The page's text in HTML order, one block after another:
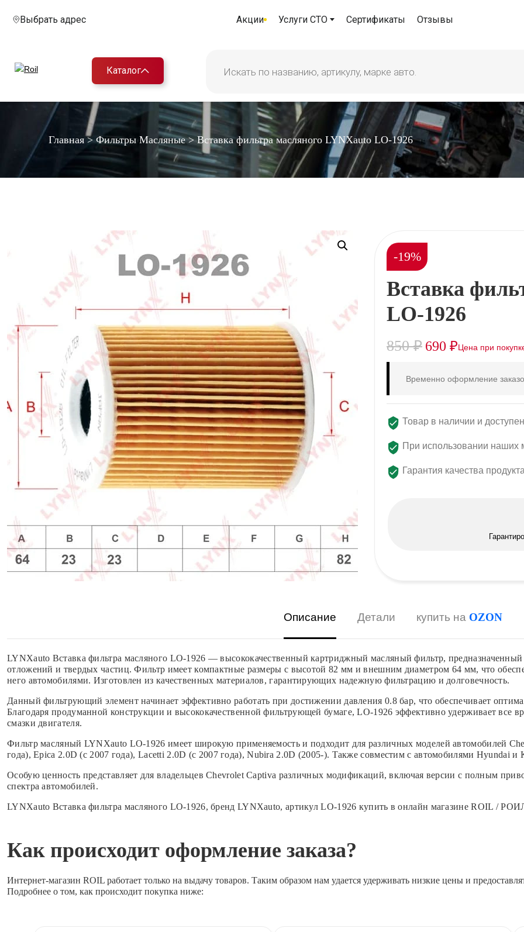
Выбрать адрес Акции Услуги СТО Сертификаты Отзывы
Каталог
Главная> Фильтры Масляные>Вставка фильтра масляного LYNXauto LO-1926
-19%
Вставка
LO-1926
850₽ 690 ₽
Временно оформление
Товар в наличии и
При использовании наших
Гарантия качества продукта
Описание Детали купить на OZON
LYNXauto Вставка фильтра масляного LO-1926 — высококачественный картриджный масляный фильтр, предназначенный
отложений и твердых частиц. Фильтр имеет компактные размеры с высотой 82 мм и внешним диаметром 64 мм, что
него автомобилями. Изготовлен из качественных материалов, гарантирующих надежную фильтрацию и долговечность.
Данный фильтрующий элемент начинает эффективно работать при достижении давления 0.8 бар, что обеспечивает
Благодаря продуманной конструкции и высококачественной фильтрующей бумаге, LO-1926 эффективно удерживает все
смазки двигателя.
Фильтр масляный LYNXauto LO-1926 имеет широкую применяемость и подходит для различных моделей автомобилей
года), Epica 2.0D (с 2007 года), Lacetti 2.0D (с 2007 года), Nubira 2.0D (2005-). Также совместим с автомобилями Hyundai и
Особую ценность представляет для владельцев Chevrolet Captiva различных модификаций, включая версии с полным
спектра автомобилей.
LYNXauto Вставка фильтра масляного LO-1926, бренд LYNXauto, артикул LO-1926 купить в онлайн магазине ROIL /
Как происходит оформление заказа?
Интернет-магазин ROIL работает только на выдачу товаров. Таким образом нам удается удерживать низкие цены и
Подробнее о том, как происходит покупка ниже: